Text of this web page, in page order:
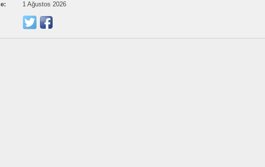
1 Ağustos 2026